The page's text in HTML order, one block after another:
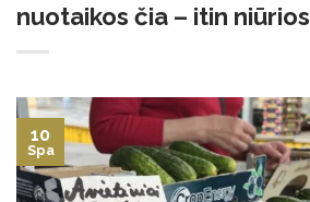
nuotaikos čia – itin niūrios
10
Spa